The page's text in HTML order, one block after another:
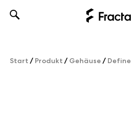
Start / Produkt / Gehäuse / Define